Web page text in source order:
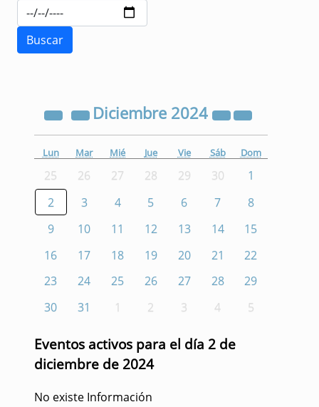
Diciembre 2024
Lun Mar Mié Jue Vie Sáb Dom
25 26 27 28 29 30
1
2
3 4 5 6 7
8
9
10 11 12 13 14
15
16
17 18 19 20 21
22
23
24 25 26 27 28
29
30
31 1 2 3 4 5
Eventos activos para el día 2 de
diciembre de 2024
No existe Información